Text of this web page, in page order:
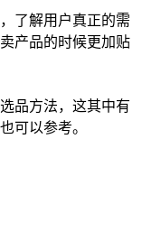
了解用户真正的需
产品的时候更加贴
品方法，这其中有
可以参考。